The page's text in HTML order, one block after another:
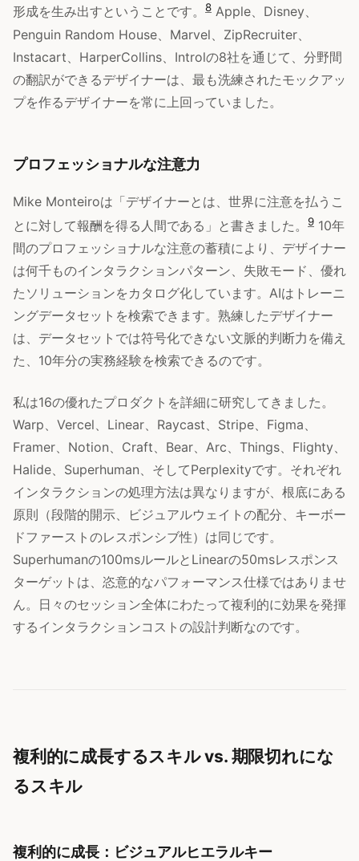
形成を生み出すということです。
8 Apple、Disney、
Penguin Random House、Marvel、ZipRecruiter、
Instacart、HarperCollins、Introlの8社を通じて、分野間
の翻訳ができるデザイナーは、最も洗練されたモックアッ
プを作るデザイナーを常に上回っていました。
プロフェッショナルな注意力
Mike Monteiroは「デザイナーとは、世界に注意を払うこ
とに対して報酬を得る人間である」と書きました。
9 10年
間のプロフェッショナルな注意の蓄積により、デザイナー
は何千ものインタラクションパターン、失敗モード、優れ
たソリューションをカタログ化しています。AIはトレーニ
ングデータセットを検索できます。熟練したデザイナー
は、データセットでは符号化できない文脈的判断力を備え
た、10年分の実務経験を検索できるのです。
私は16の優れたプロダクトを詳細に研究してきました。
Warp、Vercel、Linear、Raycast、Stripe、Figma、
Framer、Notion、Craft、Bear、Arc、Things、Flighty、
Halide、Superhuman、そしてPerplexityです。それぞれ
インタラクションの処理方法は異なりますが、根底にある
原則（段階的開示、ビジュアルウェイトの配分、キーボー
ドファーストのレスポンシブ性）は同じです。
Superhumanの100msルールとLinearの50msレスポンス
ターゲットは、恣意的なパフォーマンス仕様ではありませ
ん。日々のセッション全体にわたって複利的に効果を発揮
するインタラクションコストの設計判断なのです。
複利的に成長するスキル vs. 期限切れにな
るスキル
複利的に成長：ビジュアルヒエラルキー